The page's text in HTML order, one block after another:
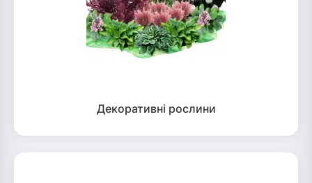
Декоративні рослини